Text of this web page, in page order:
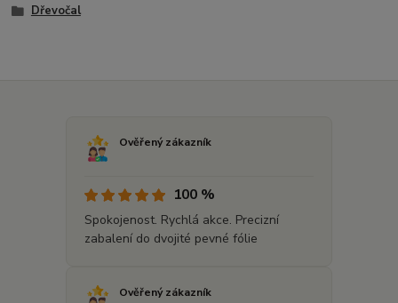
Dřevočal
Ověřený zákazník
100 %
Spokojenost. Rychlá akce. Precizní
zabalení do dvojité pevné fólie
Ověřený zákazník